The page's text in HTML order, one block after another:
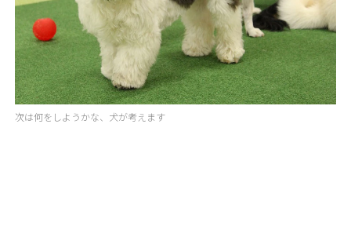
次は何をしようかな、犬が考えます